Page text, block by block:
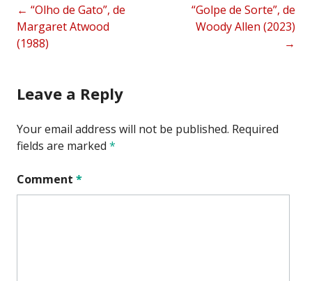
Post
navigation
← “Olho de Gato”, de
Margaret Atwood
(1988)
“Golpe de Sorte”, de
Woody Allen (2023)
→
Leave a Reply
Your email address will not be published. Required
fields are marked *
Comment *